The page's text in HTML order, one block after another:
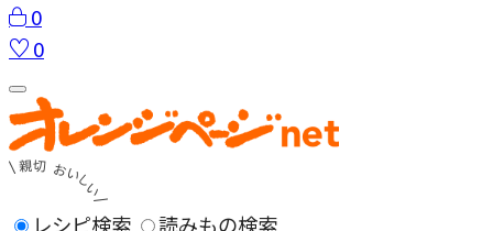
0
0
レシピ検索 読みもの検索